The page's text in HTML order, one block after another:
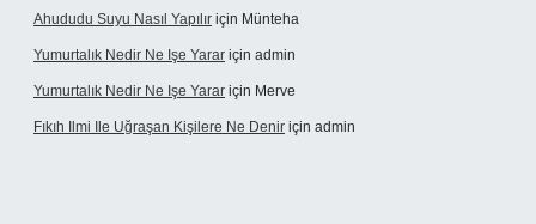
Ahududu Suyu Nasıl Yapılır için Münteha
Yumurtalık Nedir Ne Işe Yarar için admin
Yumurtalık Nedir Ne Işe Yarar için Merve
Fıkıh Ilmi Ile Uğraşan Kişilere Ne Denir için admin